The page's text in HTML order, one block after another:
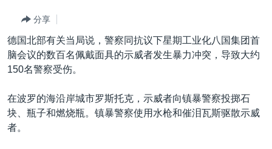
跳
航
港澳
国际
最新国际新闻
中东
欧洲
分类新闻
人权·法律·宗教
科教·文娱·体健
热点专题
白宫要闻
VOA视频
分享
德国北部有关当局说，警察同抗议下星期工业化八国集团首
脑会议的数百名佩戴面具的示威者发生暴力冲突，导致大约
150名警察受伤。
在波罗的海沿岸城市罗斯托克，示威者向镇暴警察投掷石
块、瓶子和燃烧瓶。镇暴警察使用水枪和催泪瓦斯驱散示威
者。